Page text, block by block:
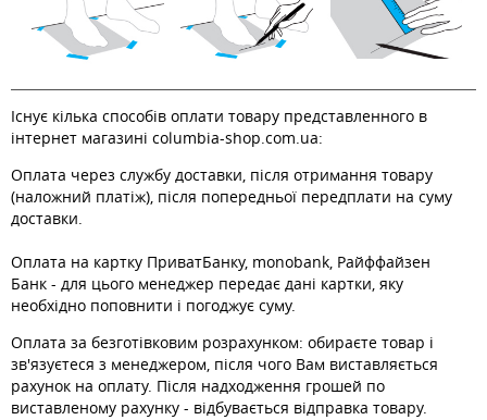
Існує кілька способів оплати товару представленного в
інтернет магазині columbia-shop.com.ua:
Оплата через службу доставки, після отримання товару
(наложний платіж), після попередньої передплати на суму
доставки.
Оплата на картку ПриватБанку, monobank, Райффайзен
Банк - для цього менеджер передає дані картки, яку
необхідно поповнити і погоджує суму.
Оплата за безготівковим розрахунком: обираєте товар і
зв'язуєтеся з менеджером, після чого Вам виставляється
рахунок на оплату. Після надходження грошей по
виставленому рахунку - відбувається відправка товару.